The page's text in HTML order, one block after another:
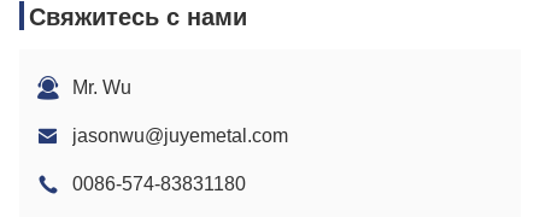
Свяжитесь с нами
Mr. Wu
jasonwu@juyemetal.com
0086-574-83831180